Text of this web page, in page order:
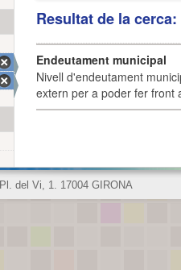
Resultat de la
Endeutament municipal
Nivell d'endeutament
extern per a poder fer front
Pl. del Vi, 1. 17004 GIRONA